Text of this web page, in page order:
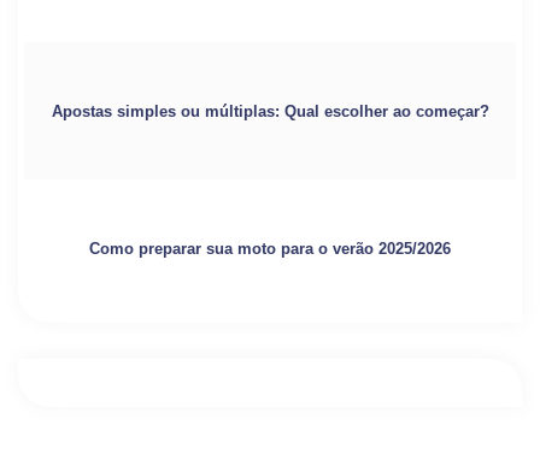
Apostas simples ou múltiplas: Qual escolher ao começar?
Como preparar sua moto para o verão 2025/2026